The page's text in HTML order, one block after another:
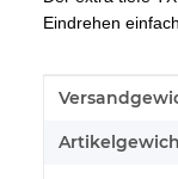
Eindrehen einfach.
Wert